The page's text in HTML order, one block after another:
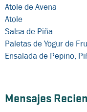
Atole de Avena
Atole
Salsa de Piña
Paletas de Yogur de
Ensalada de Pepino,
Mensajes